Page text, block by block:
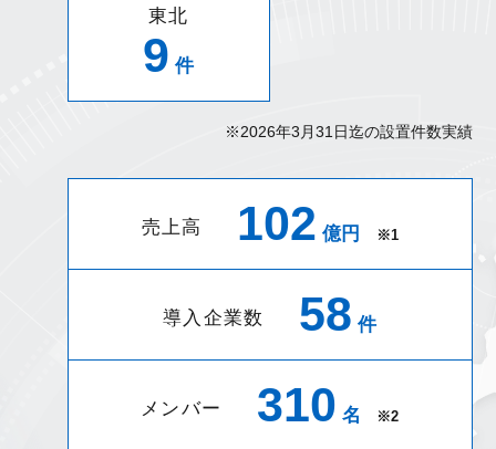
東北
9 件
※2026年3月31日迄の設置件数実績
売上高 102 億円 ※1
導入企業数 58 件
メンバー 310 名 ※2